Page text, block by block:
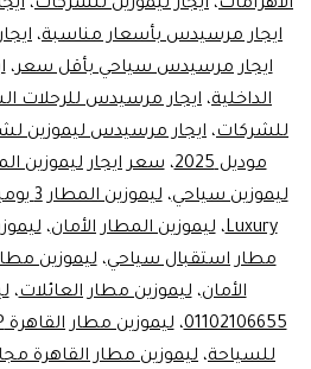
الأهرامات، ايجار ليموزين للشركات،
ايجار مرسيدس بأسعار مناسبة،
ايجار مرسيدس سياحي بأقل سعر،
الداخلية، ايجار مرسيدس للرحلات
للشركات، ايجار مرسيدس ليموزين
موديل 2025
،سعر ايجار ليموزين
ليموزين سياحي،ليموزين المطار 3 يوميات مجانا
Luxury،ليموزين المطار الأمان،
مطار استقبال سياحي،ليموزين
الأمان،ليموزين مطار العائلات،
01102106655،ليموزين مطار القاهرة VIP
للسياحة، ليموزين مطار القاهرة